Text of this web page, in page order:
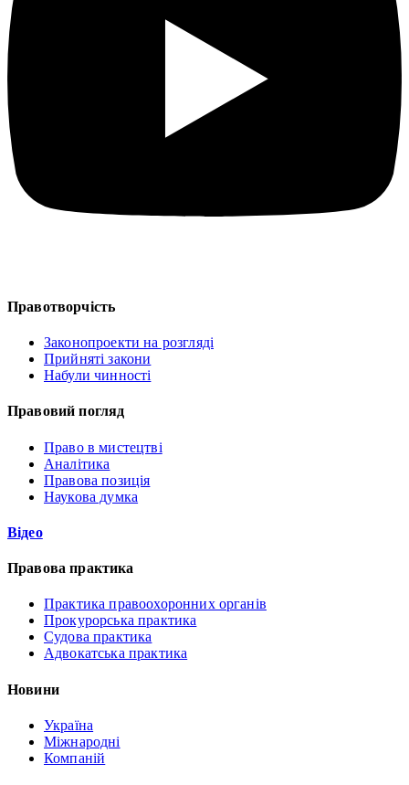
Правотворчість
Законопроекти на розгляді
Прийняті закони
Набули чинності
Правовий погляд
Право в мистецтві
Аналітика
Правова позиція
Наукова думка
Відео
Правова практика
Практика правоохоронних органів
Прокурорська практика
Судова практика
Адвокатська практика
Новини
Україна
Міжнародні
Компаній